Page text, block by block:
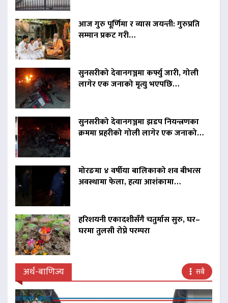
आज गुरु पूर्णिमा र व्यास जयन्ती: गुरुप्रति
सम्मान प्रकट गरी…
सुनसरीको देवानगञ्जमा कर्फ्यु जारी, गोली
लागेर एक जनाको मृत्यु भएपछि…
सुनसरीको देवानगञ्जमा झडप नियन्त्रणका
क्रममा प्रहरीको गोली लागेर एक जनाको…
मोरङमा ४ वर्षीया बालिकाको शव बीभत्स
अवस्थामा फेला, हत्या आशंकामा…
हरिशयनी एकादशीसँगै चतुर्मास सुरु, घर–
घरमा तुलसी रोप्ने परम्परा
अर्थ-बाणिज्य सबै